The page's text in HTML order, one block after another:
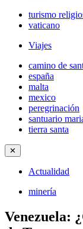
turismo
vaticano
Viajes
camino de
españa
malta
mexico
peregrinación
santuario
tierra santa
✕
Actualidad
minería
Venezuela: